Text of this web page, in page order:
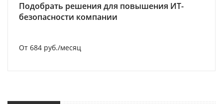
Подобрать решения для повышения ИТ-
безопасности компании
От 684 руб./месяц